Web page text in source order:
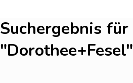
Suchergebnis für
"Dorothee+Fesel"